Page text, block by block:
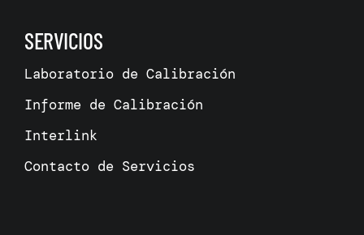
SERVICIOS
Laboratorio de Calibración
Informe de Calibración
Interlink
Contacto de Servicios